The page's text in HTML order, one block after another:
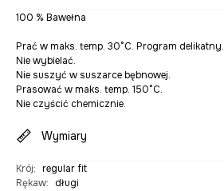
100 % Bawełna
Prać w maks. temp. 30°C. Program delikatny.
Nie wybielać.
Nie suszyć w suszarce bębnowej.
Prasować w maks. temp. 150°C.
Nie czyścić chemicznie.
Wymiary
Krój: regular fit
Rękaw: długi